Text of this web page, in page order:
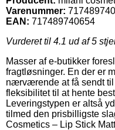
Varenummer:
EAN: 717489740654
Vurderet til 4.1 ud af 5
Masser af e-butikker
fragtløsninger. En der er
nærværende at få sendt til
fleksibilitet til at hente
Leveringstypen er altså
tilmed den prisbilligste
Cosmetics – Lip Stick